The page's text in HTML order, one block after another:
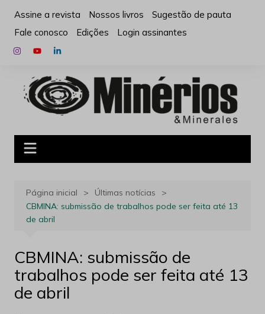
para
conteúdo
Assine a revista Nossos livros
Sugestão de pauta
Fale conosco
Edições Login assinantes
Página inicial
Últimas notícias
CBMINA: submissão de trabalhos pode ser feita até 13
de abril
CBMINA: submissão de
trabalhos pode ser feita até 13
de abril